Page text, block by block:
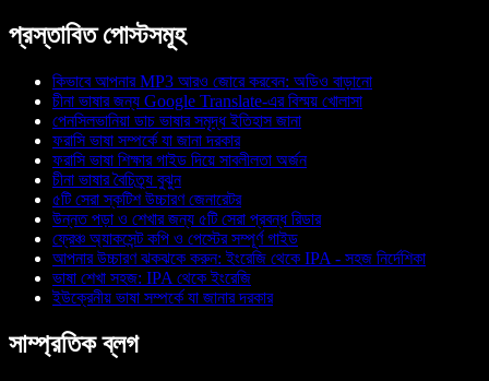
প্রস্তাবিত পোস্টসমূহ
কিভাবে আপনার MP3 আরও জোরে করবেন: অডিও বাড়ানো
চীনা ভাষার জন্য Google Translate-এর বিস্ময় খোলাসা
পেনসিলভানিয়া ডাচ ভাষার সমৃদ্ধ ইতিহাস জানা
ফরাসি ভাষা সম্পর্কে যা জানা দরকার
ফরাসি ভাষা শিক্ষার গাইড দিয়ে সাবলীলতা অর্জন
চীনা ভাষার বৈচিত্র্য বুঝুন
৫টি সেরা স্কটিশ উচ্চারণ জেনারেটর
উন্নত পড়া ও শেখার জন্য ৫টি সেরা প্রবন্ধ রিডার
ফ্রেঞ্চ অ্যাকসেন্ট কপি ও পেস্টের সম্পূর্ণ গাইড
আপনার উচ্চারণ ঝকঝকে করুন: ইংরেজি থেকে IPA - সহজ নির্দেশিকা
ভাষা শেখা সহজ: IPA থেকে ইংরেজি
ইউক্রেনীয় ভাষা সম্পর্কে যা জানার দরকার
সাম্প্রতিক ব্লগ